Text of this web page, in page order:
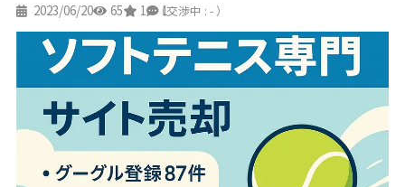
2023/06/20 65 1 1
（交渉中 : - ）